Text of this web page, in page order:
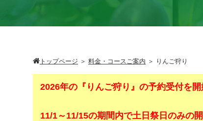
トップページ ＞ 料金・コースご案内 ＞ りんご狩り
2026年の『りんご狩り』の予約受付を開
11/1～11/15の期間内で土日祭日のみの